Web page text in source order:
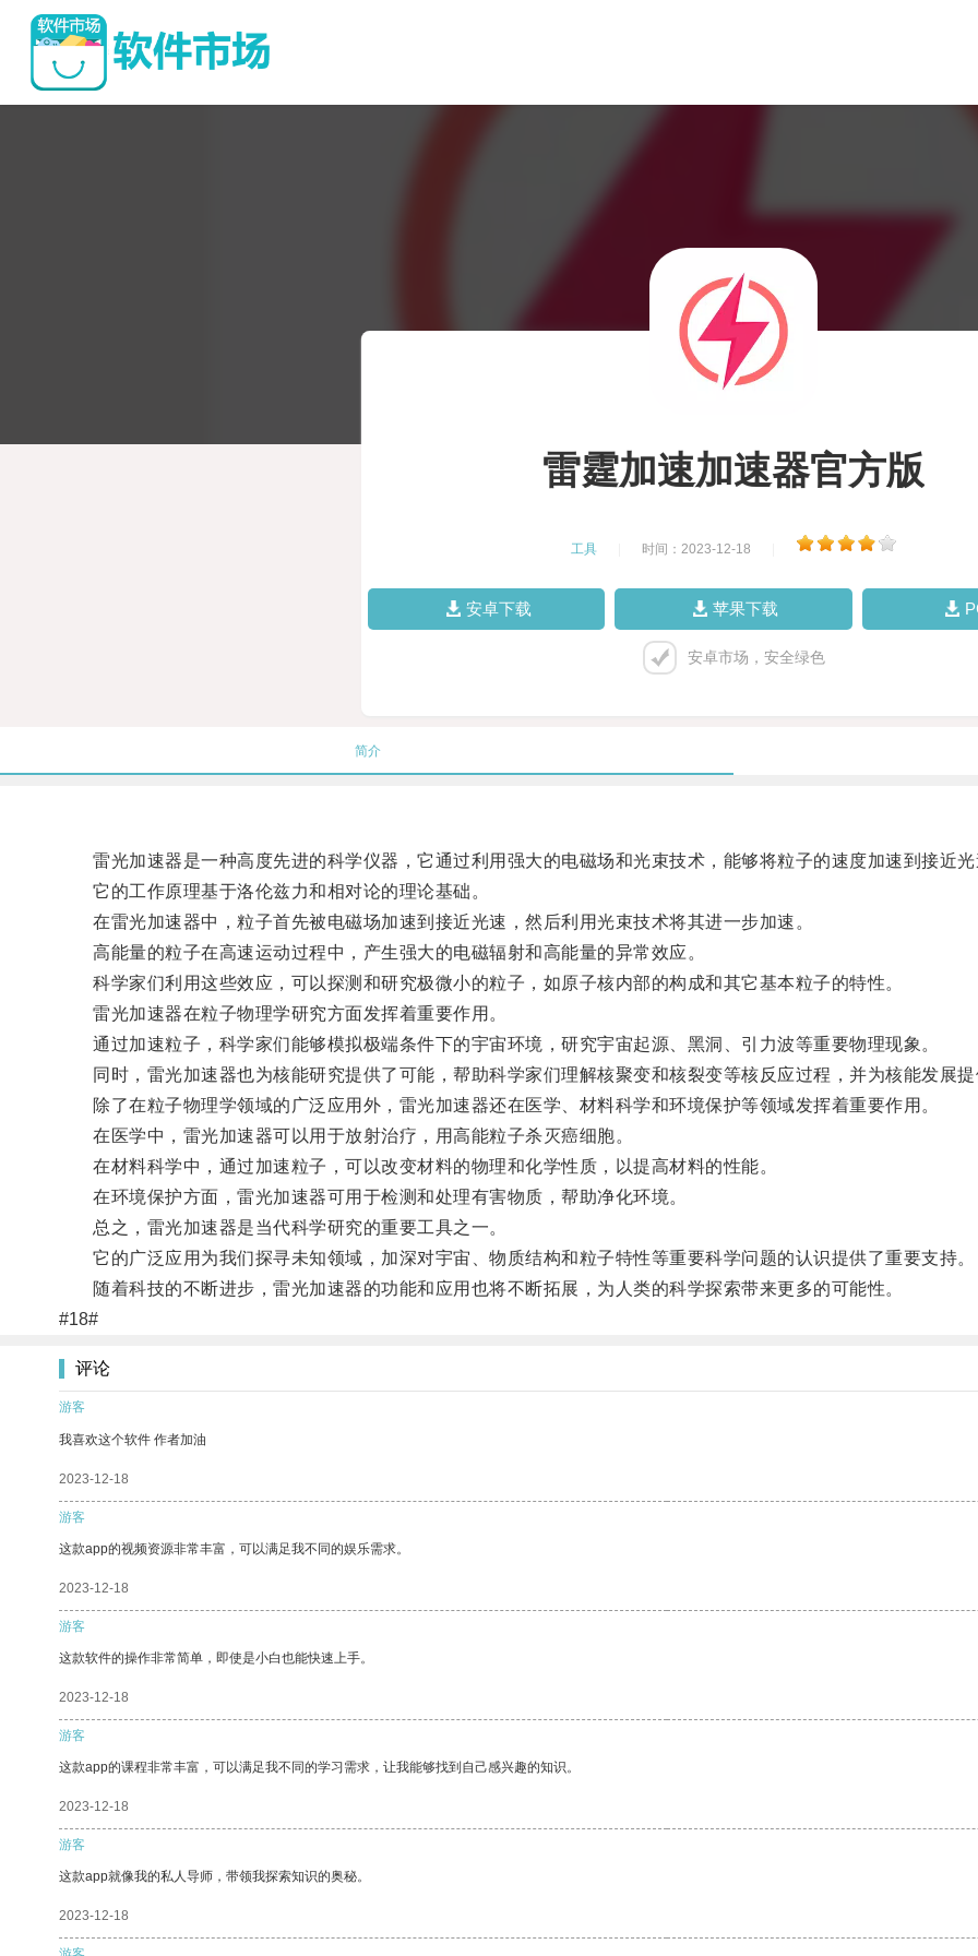
雷霆加速加速器官方版
工具 时间：2023-12-18
安卓下载 苹果下载
安卓市场，安全绿色
简介
雷光加速器是一种高度先进的科学仪器，它通过利用强大的电磁场和光束技术，能够将粒子的速度加速到接近光
它的工作原理基于洛伦兹力和相对论的理论基础。
在雷光加速器中，粒子首先被电磁场加速到接近光速，然后利用光束技术将其进一步加速。
高能量的粒子在高速运动过程中，产生强大的电磁辐射和高能量的异常效应。
科学家们利用这些效应，可以探测和研究极微小的粒子，如原子核内部的构成和其它基本粒子的特性。
雷光加速器在粒子物理学研究方面发挥着重要作用。
通过加速粒子，科学家们能够模拟极端条件下的宇宙环境，研究宇宙起源、黑洞、引力波等重要物理现象。
同时，雷光加速器也为核能研究提供了可能，帮助科学家们理解核聚变和核裂变等核反应过程，并为核能发展提
除了在粒子物理学领域的广泛应用外，雷光加速器还在医学、材料科学和环境保护等领域发挥着重要作用。
在医学中，雷光加速器可以用于放射治疗，用高能粒子杀灭癌细胞。
在材料科学中，通过加速粒子，可以改变材料的物理和化学性质，以提高材料的性能。
在环境保护方面，雷光加速器可用于检测和处理有害物质，帮助净化环境。
总之，雷光加速器是当代科学研究的重要工具之一。
它的广泛应用为我们探寻未知领域，加深对宇宙、物质结构和粒子特性等重要科学问题的认识提供了重要支持。
随着科技的不断进步，雷光加速器的功能和应用也将不断拓展，为人类的科学探索带来更多的可能性。
#18#
评论
游客
我喜欢这个软件 作者加油
2023-12-18
游客
这款app的视频资源非常丰富，可以满足我不同的娱乐需求。
2023-12-18
游客
这款软件的操作非常简单，即使是小白也能快速上手。
2023-12-18
游客
这款app的课程非常丰富，可以满足我不同的学习需求，让我能够找到自己感兴趣的知识。
2023-12-18
游客
这款app就像我的私人导师，带领我探索知识的奥秘。
2023-12-18